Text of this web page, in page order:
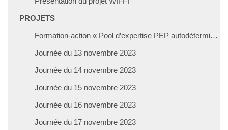
PROJETS
Formation-action « Pool d’expertise PEP autodétermination et participation sociale et citoyenne »
Journée du 13 novembre 2023
Journée du 14 novembre 2023
Journée du 15 novembre 2023
Journée du 16 novembre 2023
Journée du 17 novembre 2023